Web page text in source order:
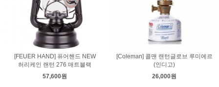
[FEUER HAND] 퓨어핸드 NEW
허리케인 랜턴 276 매트블랙
57,600원
[Coleman] 콜맨 랜턴글로브 루미에르
(인디고)
26,000원